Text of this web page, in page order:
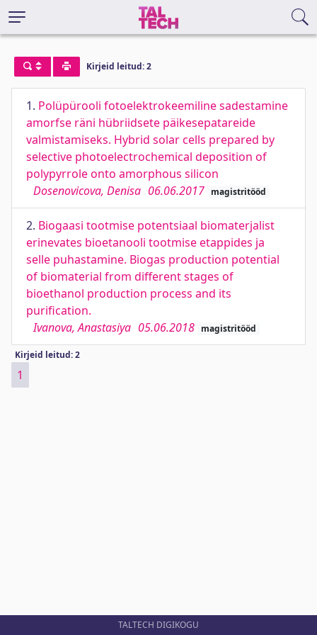
Kirjeid leitud: 2
1. Polüpürooli fotoelektrokeemiline sadestamine
amorfse räni hübriidsete päikesepatareide
valmistamiseks. Hybrid solar cells prepared by
selective photoelectrochemical deposition of
polypyrrole onto amorphous silicon
Dosenovicova, Denisa 06.06.2017 magistritööd
2. Biogaasi tootmise potentsiaal biomaterjalist
erinevates bioetanooli tootmise etappides ja
selle puhastamine. Biogas production potential
of biomaterial from different stages of
bioethanol production process and its
purification.
Ivanova, Anastasiya 05.06.2018 magistritööd
Kirjeid leitud: 2
1
TALTECH DIGIKOGU